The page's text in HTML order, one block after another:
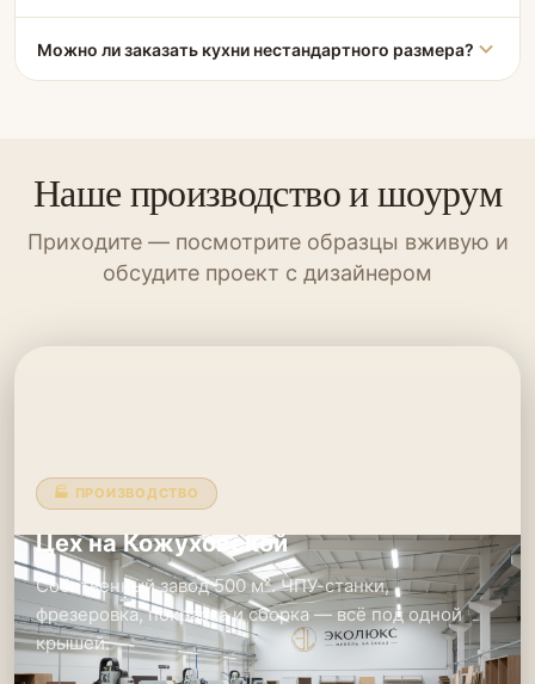
Можно ли заказать кухни нестандартного размера?
Наше производство и шоурум
Приходите — посмотрите образцы вживую и
обсудите проект с дизайнером
🏭 ПРОИЗВОДСТВО
Цех на Кожуховской
Собственный завод 500 м². ЧПУ-станки,
фрезеровка, покраска и сборка — всё под одной
крышей.